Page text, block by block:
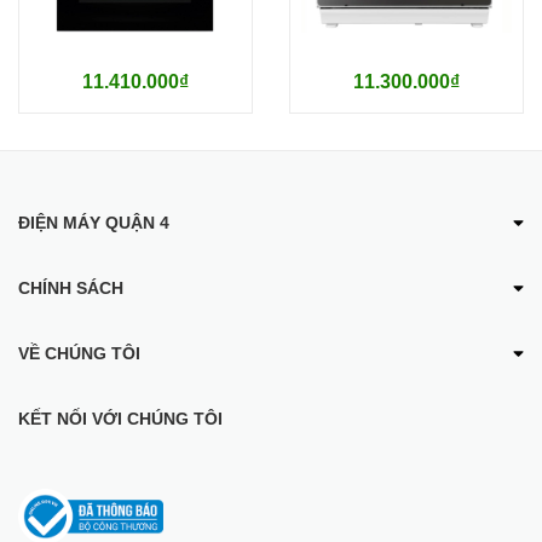
11.410.000₫ 11.300.000₫
ĐIỆN MÁY QUẬN 4
CHÍNH SÁCH
VỀ CHÚNG TÔI
KẾT NỐI VỚI CHÚNG TÔI